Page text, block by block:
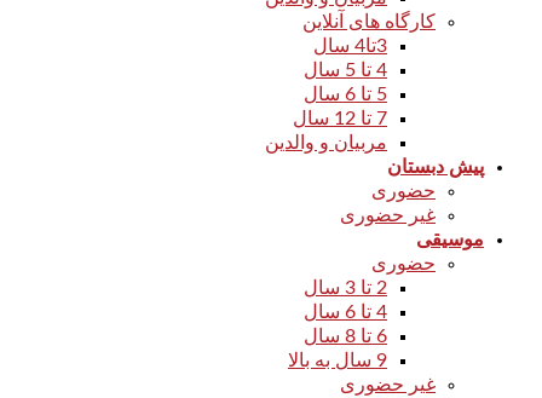
کارگاه های آنلاین
3تا4 سال
4 تا 5 سال
5 تا 6 سال
7 تا 12 سال
مربیان و والدین
پیش دبستان
حضوری
غیر حضوری
موسیقی
حضوری
2 تا 3 سال
4 تا 6 سال
6 تا 8 سال
9 سال به بالا
غیر حضوری